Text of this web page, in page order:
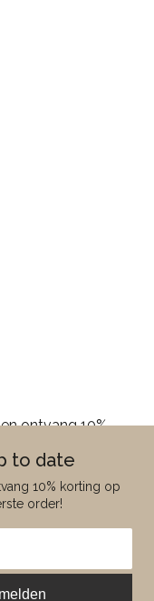
to date
10% korting op
order!
ontvang 10%